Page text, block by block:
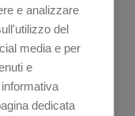
R...
e analizzare
del
media e per
e
dedicata